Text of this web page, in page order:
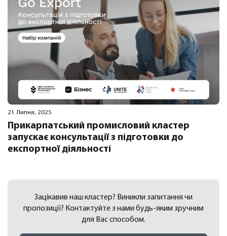
21 Липня, 2025
Прикарпатський промисловий кластер
запускає консультації з підготовки до
експортної діяльності
Зацікавив наш кластер? Виникли запитання чи
пропозиції? Контактуйте з нами будь-яким зручним
для Вас способом.